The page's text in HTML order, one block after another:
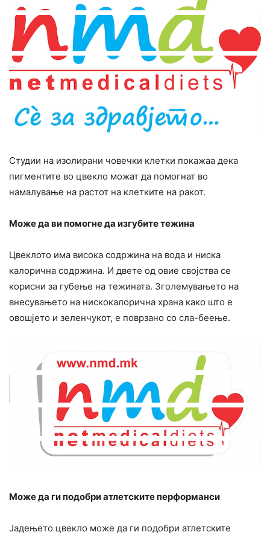
Студии на изолирани човечки клетки покажаа дека
пигментите во цвекло можат да помогнат во
намалување на растот на клетките на ракот.
Може да ви помогне да изгубите тежина
Цвеклото има висока содржина на вода и ниска
калорична содржина. И двете од овие својства се
корисни за губење на тежината. Зголемувањето на
внесувањето на нискокалорична храна како што е
овошјето и зеленчукот, е поврзано со сла-беење.
Може да ги подобри атлетските перформанси
Јадењето цвекло може да ги подобри атлетските